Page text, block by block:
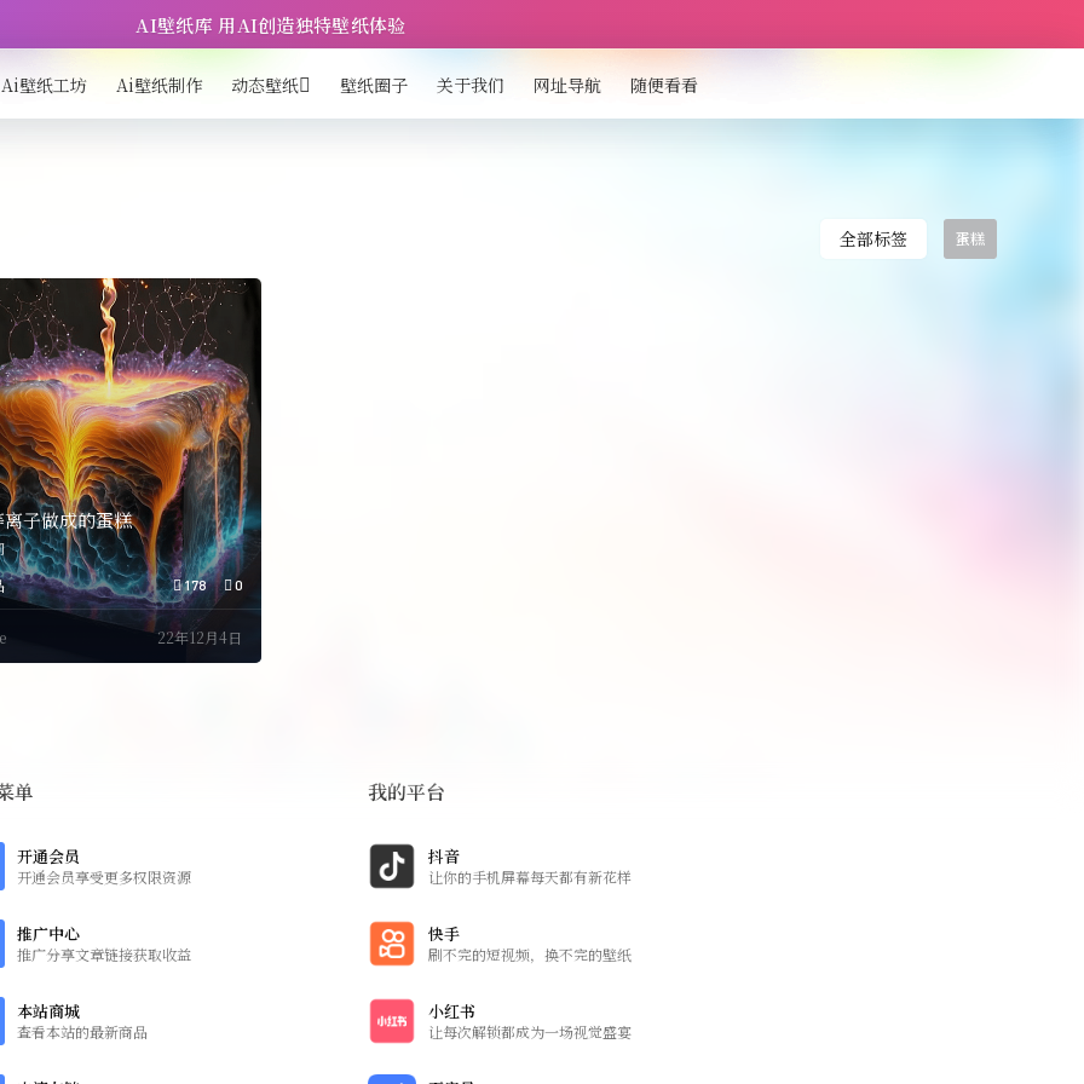
AI壁纸库 用AI创造独特壁纸体验
Ai壁纸工坊 Ai壁纸制作 动态壁纸 壁纸圈子 关于我们 网址导航 随便看看
全部标签 蛋糕
子做成的蛋糕
178 0
22年12月4日
单
开通会员
开通会员享受更多权限资源
推广中心
推广分享文章链接获取收益
本站商城
查看本站的最新商品
我的平台
抖音
让你的手机屏幕每天都有新花样
快手
刷不完的短视频，换不完的壁纸
小红书
让每次解锁都成为一场视觉盛宴